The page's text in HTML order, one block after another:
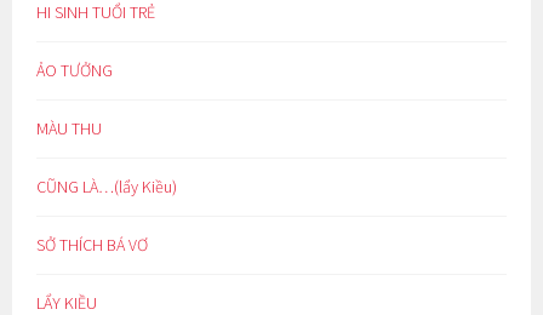
HI SINH TUỔI TRẺ
ẢO TƯỞNG
MÀU THU
CŨNG LÀ…(lẩy Kiều)
SỞ THÍCH BÁ VƠ
LẨY KIỀU